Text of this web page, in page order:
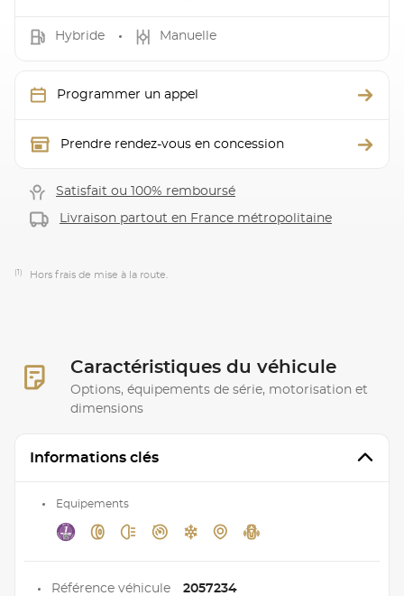
Hybride Manuelle
Programmer un appel
Prendre rendez-vous en concession
Satisfait ou 100% remboursé
Livraison partout en France métropolitaine
(1) Hors frais de mise à la route.
Caractéristiques du véhicule
Options, équipements de série, motorisation et
dimensions
Informations clés
Equipements
Référence véhicule 2057234